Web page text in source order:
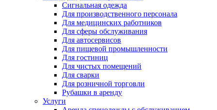
Сигнальная одежда
Для производственного персонала
Для медицинских работников
Для сферы обслуживания
Для автосервисов
Для пищевой промышленности
Для гостиниц
Для чистых помещений
Для сварки
Для розничной торговли
Рубашки в аренду
Услуги